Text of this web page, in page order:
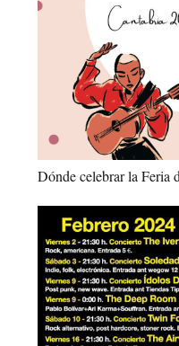
Dónde celebrar la Feria